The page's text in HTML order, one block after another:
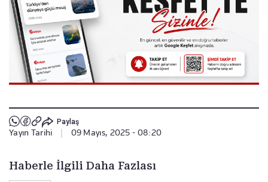
Paylaş
Yayın Tarihi | 09 Mayıs, 2025 - 08:20
Haberle İlgili Daha Fazlası